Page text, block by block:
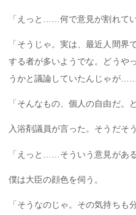
「えっと……何で意見が割れて
「そうじゃ。実は、最近人間界
する者が多いようでな。どうや
うかと議論していたんじゃが……
「そんなもの、個人の自由だ。
入浴剤議員が言った。そうだそ
「えっと……そういう意見があ
僕は大臣の顔色を伺う。
「そうなのじゃ。その気持ちも